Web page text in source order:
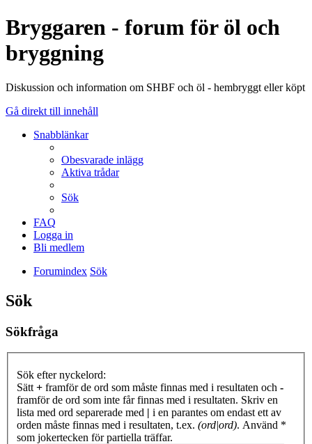
Bryggaren - forum för öl och
bryggning
Diskussion och information om SHBF och öl - hembryggt eller köpt
Gå direkt till innehåll
Snabblänkar
Obesvarade inlägg
Aktiva trådar
Sök
FAQ
Logga in
Bli medlem
Forumindex Sök
Sök
Sökfråga
Sök efter nyckelord:
Sätt + framför de ord som måste finnas med i resultaten och -
framför de ord som inte får finnas med i resultaten. Skriv en
lista med ord separerade med | i en parantes om endast ett av
orden måste finnas med i resultaten, t.ex. (ord|ord). Använd *
som jokertecken för partiella träffar.